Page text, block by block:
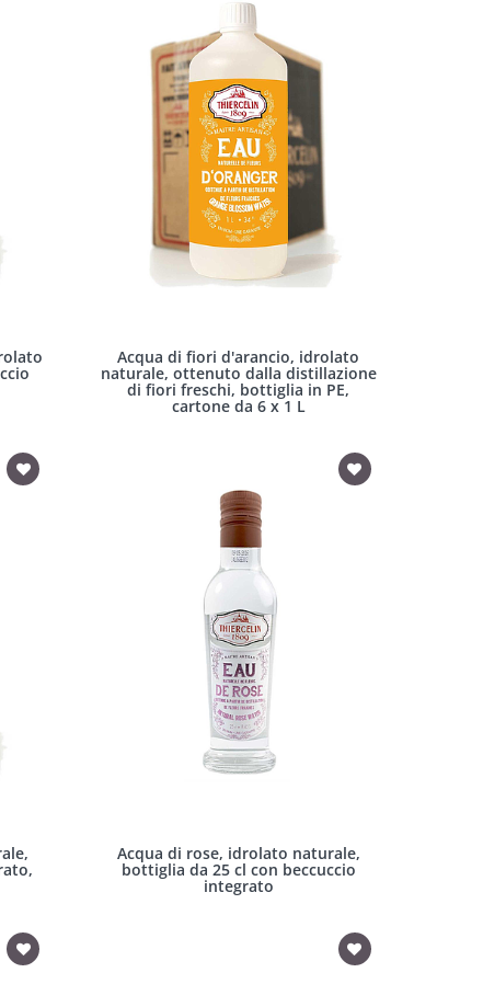
Acqua di fiori d'arancio, idrolato
naturale, ottenuto dalla distillazione
di fiori freschi, bottiglia in PE,
cartone da 6 x 1 L
Acqua di rose, idrolato naturale,
bottiglia da 25 cl con beccuccio
integrato